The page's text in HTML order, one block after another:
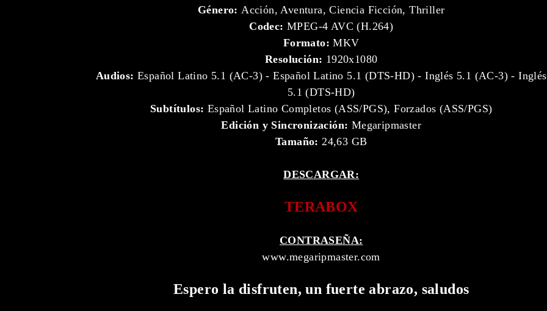
Género:Acción, Aventura, Ciencia Ficción, Thriller
Codec: MPEG-4 AVC (H.264)
Formato: MKV
Resolución: 1920x1080
Audios: Español Latino 5.1 (AC-3) - Español Latino 5.1 (DTS-HD) - Inglés 5.1 (AC-3) - Inglés
5.1 (DTS-HD)
Subtítulos: Español Latino Completos (ASS/PGS), Forzados (ASS/PGS)
Edición y Sincronización: Megaripmaster
Tamaño: 24,63 GB
DESCARGAR:
TERABOX
CONTRASEÑA:
www.megaripmaster.com
Espero la disfruten, un fuerte abrazo, saludos